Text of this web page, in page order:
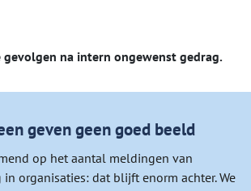
gevolgen na intern ongewenst gedrag.
geven geen goed beeld
op het aantal meldingen van
organisaties: dat blijft enorm achter. We